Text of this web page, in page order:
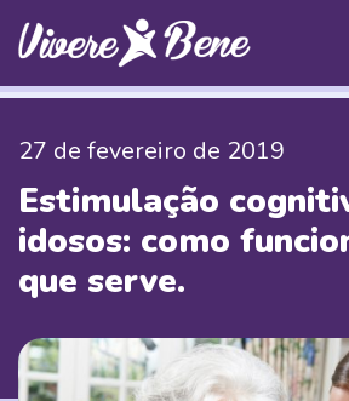
27 de fevereiro de 2019
Estimulação
idosos: como
que serve.